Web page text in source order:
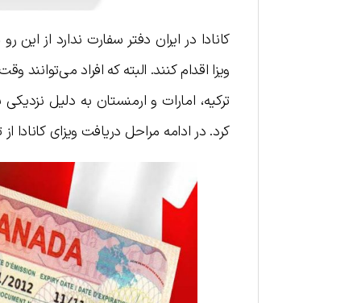
کانادا در ایران دفتر سفارت ندارد از این
ویزا اقدام کنند. البته که افراد
ترکیه، امارات و ارمنستان به دلیل
کرد. در ادامه مراحل دریافت ویزای کانادا